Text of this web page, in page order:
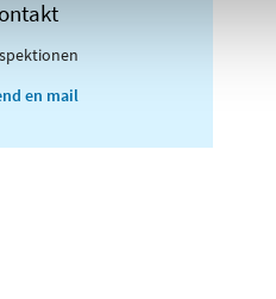
en mail